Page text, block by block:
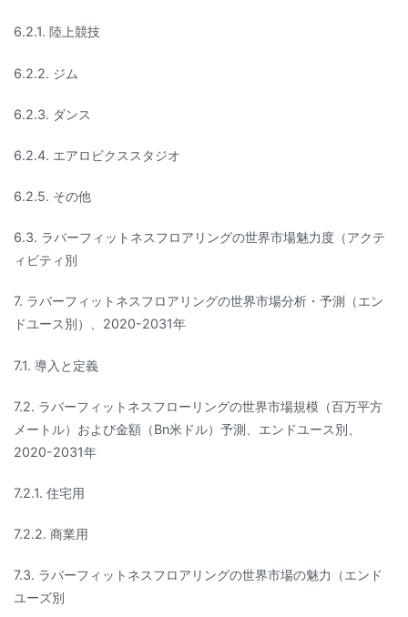
6.2.1. 陸上競技
6.2.2. ジム
6.2.3. ダンス
6.2.4. エアロビクススタジオ
6.2.5. その他
6.3. ラバーフィットネスフロアリングの世界市場魅力度（アクテ
ィビティ別
7. ラバーフィットネスフロアリングの世界市場分析・予測（エン
ドユース別）、2020-2031年
7.1. 導入と定義
7.2. ラバーフィットネスフローリングの世界市場規模（百万平方
メートル）および金額（Bn米ドル）予測、エンドユース別、
2020-2031年
7.2.1. 住宅用
7.2.2. 商業用
7.3. ラバーフィットネスフロアリングの世界市場の魅力（エンド
ユーズ別